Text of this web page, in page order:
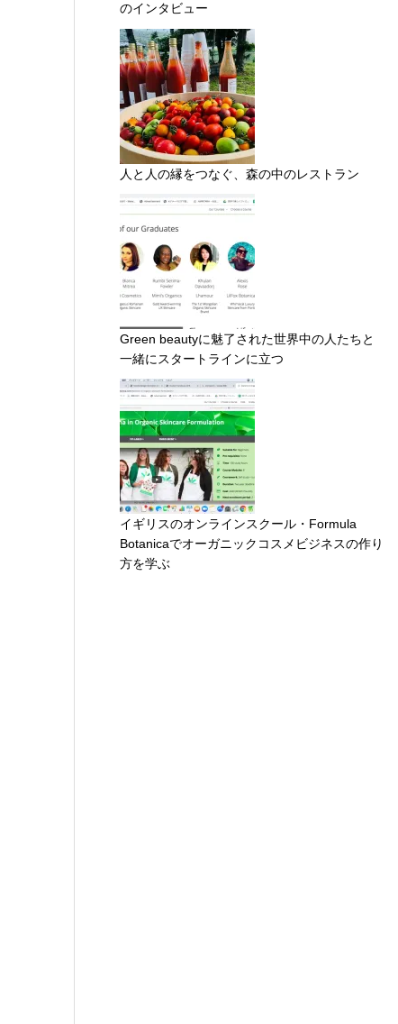
のインタビュー
人と人の縁をつなぐ、森の中のレストラン
Green beautyに魅了された世界中の人たちと
一緒にスタートラインに立つ
イギリスのオンラインスクール・Formula
Botanicaでオーガニックコスメビジネスの作り
方を学ぶ